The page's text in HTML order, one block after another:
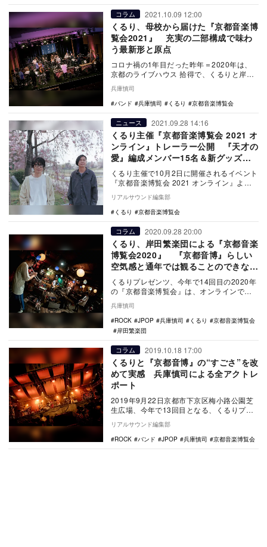
コラム 2021.10.09 12:00
くるり、母校から届けた『京都音楽博
覧会2021』 充実の二部構成で味わ
う最新形と原点
コロナ禍の1年目だった昨年＝2020年は、
京都のライブハウス 拾得で、くるりと岸田
れを収…
兵庫慎司
バンド
兵庫慎司 くるり 京都音楽博覧会
ニュース 2021.09.28 14:16
くるり主催『京都音楽博覧会 2021 オ
ンライン』トレーラー公開 『天才の
愛』編成メンバー15名＆新グッズも
発表
くるり主催で10月2日に開催されるイベント
『京都音楽博覧会 2021 オンライン』よ
り、現場の様子を収めたトレーラー映像が
公開さ…
リアルサウンド編集部
くるり
京都音楽博覧会
コラム 2020.09.28 20:00
くるり、岸田繁楽団による『京都音楽
博覧会2020』 『京都音博』らしい
空気感と通年では観ることのできない
アクトの数々
くるりプレゼンツ、今年で14回目の2020年
の『京都音楽博覧会』は、オンラインでの
ス、拾得で…
兵庫慎司
ROCK
JPOP 兵庫慎司 くるり
京都音楽博覧会
岸田繁楽団
コラム 2019.10.18 17:00
くるりと『京都音博』の“すごさ”を改
めて実感 兵庫慎司による全アクトレ
ポート
2019年9月22日京都市下京区梅小路公園芝
生広場、今年で13回目となる、くるりプレ
ゼンツ『京都音楽博覧会（以下、京都音
博）』が…
リアルサウンド編集部
ROCK
バンド JPOP 兵庫慎司 京都音楽博覧会